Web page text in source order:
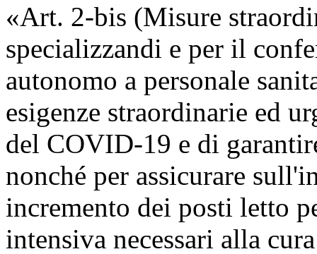
«Art. 2-bis (Misure
specializzandi e per il
autonomo a personale
esigenze straordinarie ed
del COVID-19 e di
nonché per assicurare
incremento dei posti letto
intensiva necessari alla